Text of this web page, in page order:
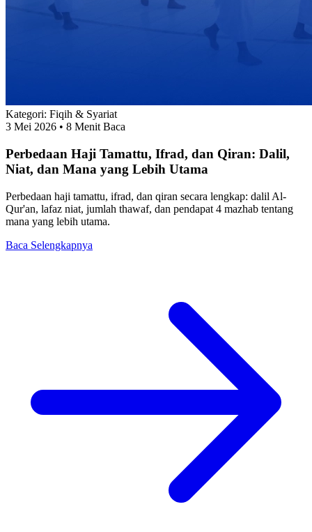
Kategori: Fiqih & Syariat
3 Mei 2026 • 8 Menit Baca
Perbedaan Haji Tamattu, Ifrad, dan Qiran: Dalil,
Niat, dan Mana yang Lebih Utama
Perbedaan haji tamattu, ifrad, dan qiran secara lengkap: dalil Al-
Qur'an, lafaz niat, jumlah thawaf, dan pendapat 4 mazhab tentang
mana yang lebih utama.
Baca Selengkapnya